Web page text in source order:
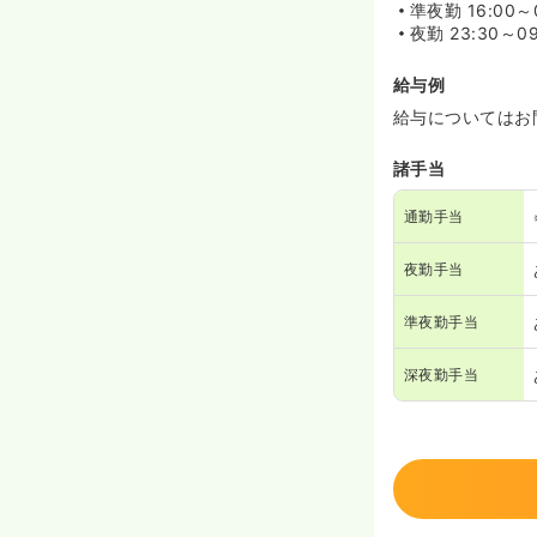
準夜勤 16:00
夜勤 23:30～
給与例
給与については
諸手当
通勤手当
夜勤手当
準夜勤手当
深夜勤手当